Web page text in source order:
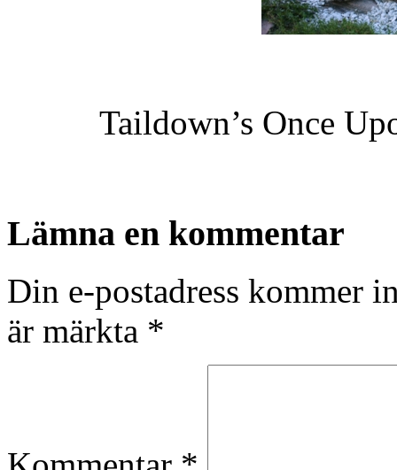
Taildown’s Once
Lämna en kommentar
Din e-postadress kommer
är märkta *